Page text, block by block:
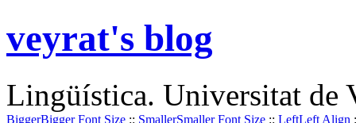
veyrat's blog
Lingüística. Universitat de
BiggerBigger Font Size :: SmallerSmaller Font Size :: LeftLeft Align